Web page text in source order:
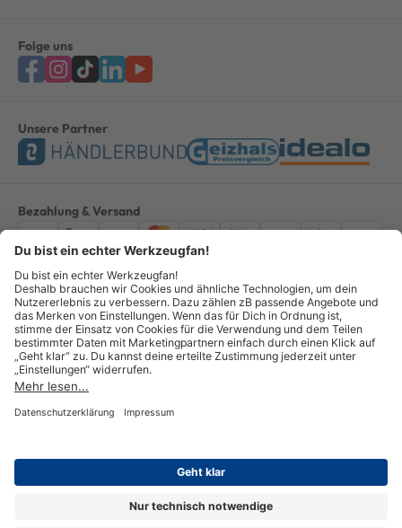
Folge uns
Unsere Partner
Bezahlung & Versand
ImpressumAGBDatenschutzWiderruf Vertrag widerrufen
Alle Preise verstehen sich inkl. ges. MwSt. *Kostenloser Versand innerhalb
Deutschlands, bei Bestellungen ab 100,00 Euro.
© Copyright 2026 GOTOOLS GmbH - Alle Rechte vorbehalten. powered by
createyourtemplate